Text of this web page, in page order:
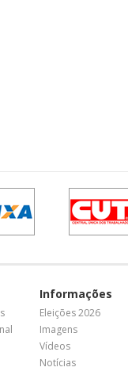
Informações
Eleições 2026
Imagens
Vídeos
Notícias